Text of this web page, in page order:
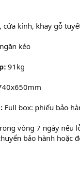
cửa kính, khay gỗ
kéo
91kg
Full box: phiếu bảo
vòng 7 ngày nếu
bảo hành hoặc